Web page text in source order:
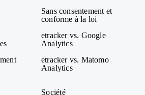
Sans consentement et
conforme à la loi
etracker vs. Google
Analytics
etracker vs. Matomo
Analytics
Société